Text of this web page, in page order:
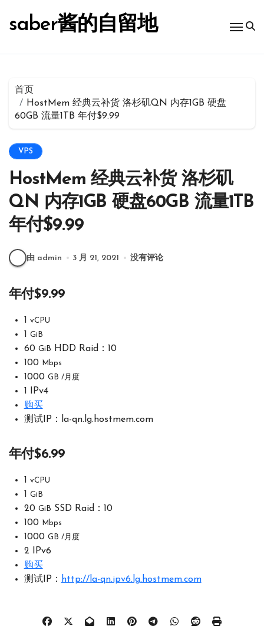
saber酱的自留地
首页
HostMem 经典云补货 洛杉矶QN 内存1GB 硬盘
60GB 流量1TB 年付$9.99
VPS
HostMem 经典云补货 洛杉矶
QN 内存1GB 硬盘60GB 流量1TB
年付$9.99
由 admin 3 月 21, 2021 没有评论
年付$9.99
1 vCPU
1 GiB
60 GiB HDD Raid：10
100
Mbps
1000 GB /月度
1 IPv4
购买
测试IP：la-qn.lg.hostmem.com
年付$6.99
1 vCPU
1 GiB
20 GiB SSD Raid：10
100
Mbps
1000 GB /月度
2 IPv6
购买
测试IP： http://la-qn.ipv6.lg.hostmem.com